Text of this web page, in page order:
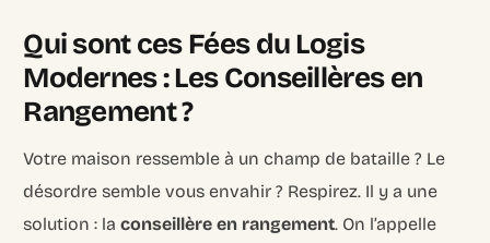
Qui sont ces Fées du Logis
Modernes : Les Conseillères en
Rangement ?
Votre maison ressemble à un champ de bataille ? Le
désordre semble vous envahir ? Respirez. Il y a une
solution : laconseillère en rangement. On l’appelle